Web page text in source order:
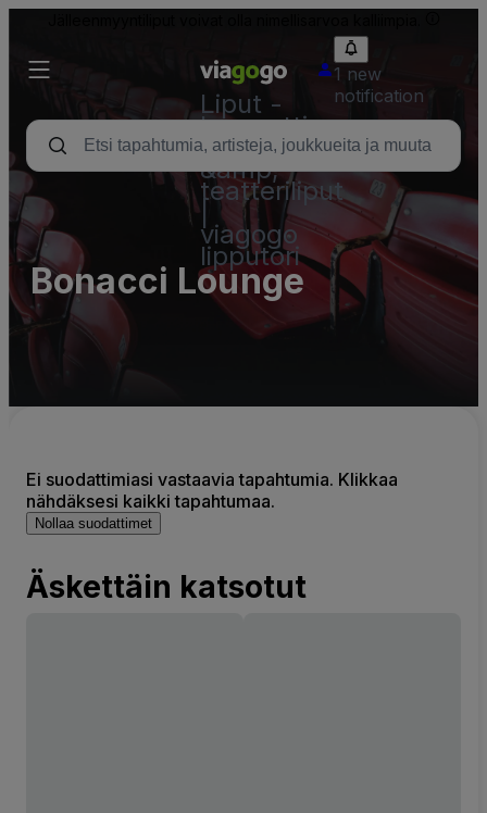
Liput -
konsertti,
urheilu
&amp;
teatteriliput
viagogo
lipputori
1 new
notification
Bonacci Lounge
Ei suodattimiasi vastaavia tapahtumia. Klikkaa
nähdäksesi kaikki tapahtumaa.
Nollaa suodattimet
Äskettäin katsotut